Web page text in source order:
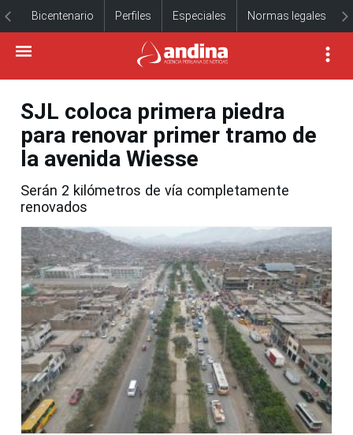
Bicentenario Perfiles Especiales Normas legales
SJL coloca primera piedra
para renovar primer tramo de
la avenida Wiesse
Serán 2 kilómetros de vía completamente
renovados